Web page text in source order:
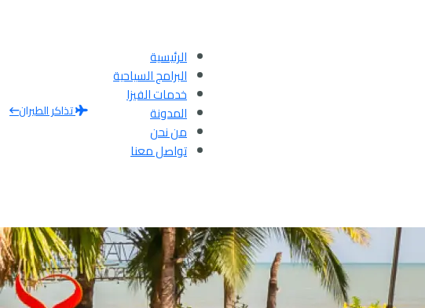
الرئيسية
البرامج السياحية
خدمات الفيزا
المدونة
من نحن
تواصل معنا
تذاكر الطيران